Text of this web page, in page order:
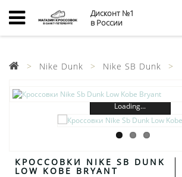
Дисконт №1
в России
Nike Dunk Nike SB Dunk
Loading...
КРОССОВКИ NIKE SB DUNK
LOW KOBE BRYANT